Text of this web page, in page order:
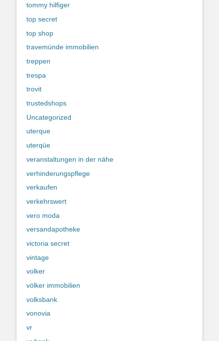
tommy hilfiger
top secret
top shop
travemünde immobilien
treppen
trespa
trovit
trustedshops
Uncategorized
uterque
uterqüe
veranstaltungen in der nähe
verhinderungspflege
verkaufen
verkehrswert
vero moda
versandapotheke
victoria secret
vintage
volker
völker immobilien
volksbank
vonovia
vr